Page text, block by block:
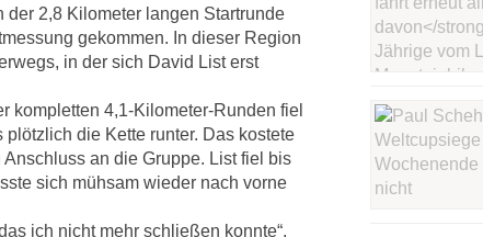
der 2,8 Kilometer langen Startrunde
gekommen. In dieser Region
in der sich David List erst
kompletten 4,1-Kilometer-Runden fiel
die Kette runter. Das kostete
an die Gruppe. List fiel bis
sich mühsam wieder nach vorne
ich nicht mehr schließen konnte“,